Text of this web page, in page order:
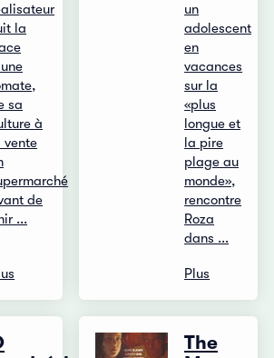
la
sa
à
vente
de
...
un
adolescent
en
vacances
sur la
«plus
longue et
la pire
plage au
monde»,
rencontre
Roza
dans ...
Plus
The